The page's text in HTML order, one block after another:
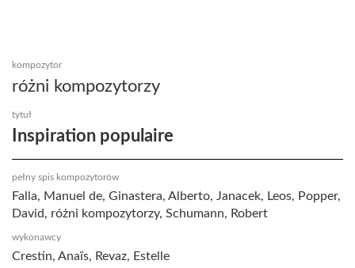
kompozytor
różni kompozytorzy
tytuł
Inspiration populaire
pełny spis kompozytorów
Falla, Manuel de, Ginastera, Alberto, Janacek, Leos, Popper,
David, różni kompozytorzy, Schumann, Robert
wykonawcy
Crestin, Anaïs, Revaz, Estelle